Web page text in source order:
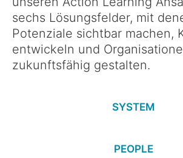
einen besonderen Mehrwert:
machen Verhalten sichtbar und
Entwicklung erlebbar – der
Unterschied, den man spürt.
Erfinder der
verhaltensorientierten
der Personaldiagnostik, in der
Führungskräfteentwicklung und
sechs Lösungsfelder, mit
Potenziale sichtbar machen,
entwickeln und
zukunftsfähig gestalten.
SYSTEM
PEOPLE